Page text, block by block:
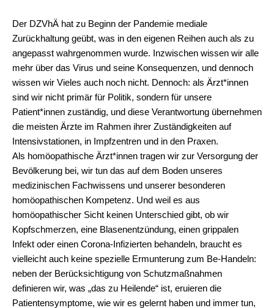
Der DZVhÄ hat zu Beginn der Pandemie mediale
Zurückhaltung geübt, was in den eigenen Reihen auch als zu
angepasst wahrgenommen wurde. Inzwischen wissen wir alle
mehr über das Virus und seine Konsequenzen, und dennoch
wissen wir Vieles auch noch nicht. Dennoch: als Ärzt*innen
sind wir nicht primär für Politik, sondern für unsere
Patient*innen zuständig, und diese Verantwortung übernehmen
die meisten Ärzte im Rahmen ihrer Zuständigkeiten auf
Intensivstationen, in Impfzentren und in den Praxen.
Als homöopathische Ärzt*innen tragen wir zur Versorgung der
Bevölkerung bei, wir tun das auf dem Boden unseres
medizinischen Fachwissens und unserer besonderen
homöopathischen Kompetenz. Und weil es aus
homöopathischer Sicht keinen Unterschied gibt, ob wir
Kopfschmerzen, eine Blasenentzündung, einen grippalen
Infekt oder einen Corona-Infizierten behandeln, braucht es
vielleicht auch keine spezielle Ermunterung zum Be-Handeln:
neben der Berücksichtigung von Schutzmaßnahmen
definieren wir, was „das zu Heilende“ ist, eruieren die
Patientensymptome, wie wir es gelernt haben und immer tun,